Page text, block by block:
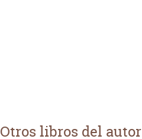
Otros libros del autor